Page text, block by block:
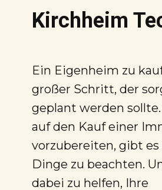
Kirchheim
Ein Eigenheim zu
großer Schritt, der
geplant werden
auf den Kauf einer
vorzubereiten, gibt
Dinge zu beachten.
dabei zu helfen, Ihre